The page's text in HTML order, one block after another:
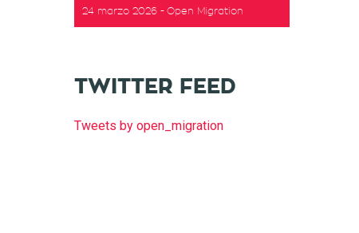
24 marzo 2026 Open Migration
TWITTER FEED
Tweets by open_migration